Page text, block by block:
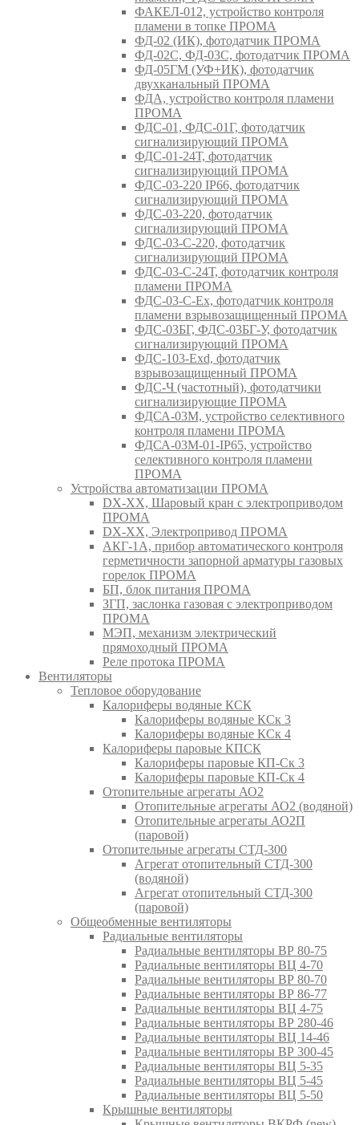
ФАКЕЛ-012, устройство контроля
пламени в топке ПРОМА
ФД-02 (ИК), фотодатчик ПРОМА
ФД-02С, ФД-03С, фотодатчик ПРОМА
ФД-05ГМ (УФ+ИК), фотодатчик
двухканальный ПРОМА
ФДА, устройство контроля пламени
ПРОМА
ФДС-01, ФДС-01Г, фотодатчик
сигнализирующий ПРОМА
ФДС-01-24Т, фотодатчик
сигнализирующий ПРОМА
ФДС-03-220 IP66, фотодатчик
сигнализирующий ПРОМА
ФДС-03-220, фотодатчик
сигнализирующий ПРОМА
ФДС-03-С-220, фотодатчик
сигнализирующий ПРОМА
ФДС-03-С-24Т, фотодатчик контроля
пламени ПРОМА
ФДС-03-С-Ex, фотодатчик контроля
пламени взрывозащищенный ПРОМА
ФДС-03БГ, ФДС-03БГ-У, фотодатчик
сигнализирующий ПРОМА
ФДС-103-Ехd, фотодатчик
взрывозащищенный ПРОМА
ФДС-Ч (частотный), фотодатчики
сигнализирующие ПРОМА
ФДСА-03М, устройство селективного
контроля пламени ПРОМА
ФДСА-03М-01-IP65, устройство
селективного контроля пламени
ПРОМА
Устройства автоматизации ПРОМА
DX-XX, Шаровый кран c электроприводом
ПРОМА
DX-XX, Электропривод ПРОМА
АКГ-1А, прибор автоматического контроля
герметичности запорной арматуры газовых
горелок ПРОМА
БП, блок питания ПРОМА
ЗГП, заслонка газовая с электроприводом
ПРОМА
МЭП, механизм электрический
прямоходный ПРОМА
Реле протока ПРОМА
Вентиляторы
Тепловое оборудование
Калориферы водяные КСК
Калориферы водяные КСк 3
Калориферы водяные КСк 4
Калориферы паровые КПСК
Калориферы паровые КП-Ск 3
Калориферы паровые КП-Ск 4
Отопительные агрегаты АО2
Отопительные агрегаты АО2 (водяной)
Отопительные агрегаты АО2П
(паровой)
Отопительные агрегаты СТД-300
Агрегат отопительный СТД-300
(водяной)
Агрегат отопительный СТД-300
(паровой)
Общеобменные вентиляторы
Радиальные вентиляторы
Радиальные вентиляторы ВР 80-75
Радиальные вентиляторы ВЦ 4-70
Радиальные вентиляторы ВР 80-70
Радиальные вентиляторы ВР 86-77
Радиальные вентиляторы ВЦ 4-75
Радиальные вентиляторы ВР 280-46
Радиальные вентиляторы ВЦ 14-46
Радиальные вентиляторы ВР 300-45
Радиальные вентиляторы ВЦ 5-35
Радиальные вентиляторы ВЦ 5-45
Радиальные вентиляторы ВЦ 5-50
Крышные вентиляторы